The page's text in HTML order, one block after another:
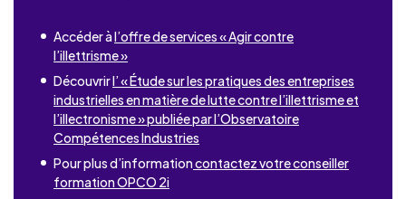
Accéder àl’offre de services « Agir contre
l’illettrisme »
Découvrirl’ « Étude sur les pratiques des entreprises
industrielles en matière de lutte contre l’illettrisme et
l’illectronisme » publiée par l’Observatoire
Compétences Industries
Pour plus d’informationcontactez votre conseiller
formation OPCO 2i